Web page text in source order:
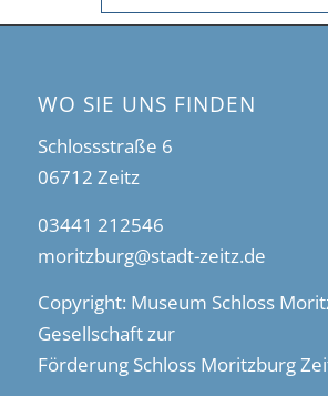
WO SIE UNS FINDEN
Schlossstraße 6
06712 Zeitz
03441 212546
moritzburg@stadt-zeitz.de
Copyright: Museum Schloss
Gesellschaft zur
Förderung Schloss Moritzburg